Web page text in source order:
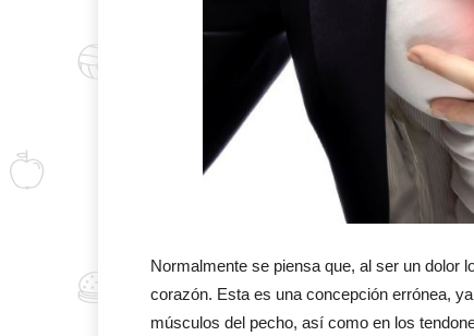
Normalmente se piensa que, al ser un dolor
corazón. Esta es una concepción errónea,
músculos del pecho, así como en los